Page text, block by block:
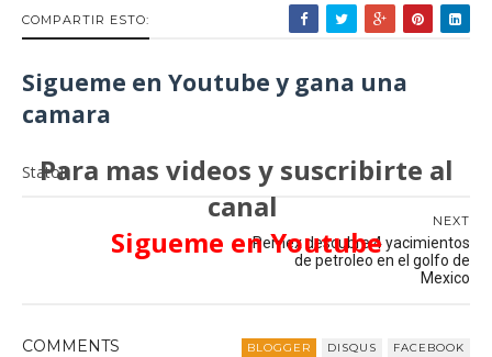
COMPARTIR ESTO:
Sigueme en Youtube y gana una
camara
Para mas videos y suscribirte al
canal
Sigueme en Youtube
Statoil
NEXT
Pemex descubre 4 yacimientos
de petroleo en el golfo de
Mexico
COMMENTS BLOGGER DISQUS FACEBOOK